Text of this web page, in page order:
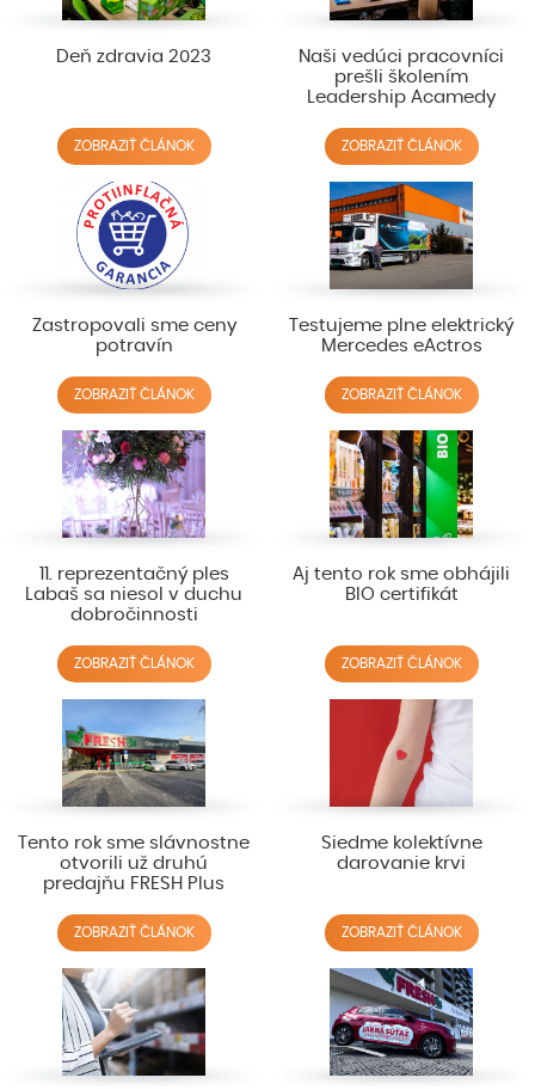
Deň zdravia 2023
ZOBRAZIŤ ČLÁNOK
Naši vedúci pracovníci
prešli školením
Leadership Acamedy
ZOBRAZIŤ ČLÁNOK
Zastropovali sme ceny
potravín
ZOBRAZIŤ ČLÁNOK
Testujeme plne elektrický
Mercedes eActros
ZOBRAZIŤ ČLÁNOK
11. reprezentačný ples
Labaš sa niesol v duchu
dobročinnosti
ZOBRAZIŤ ČLÁNOK
Aj tento rok sme obhájili
BIO certifikát
ZOBRAZIŤ ČLÁNOK
Tento rok sme slávnostne
otvorili už druhú
predajňu FRESH Plus
ZOBRAZIŤ ČLÁNOK
Siedme kolektívne
darovanie krvi
ZOBRAZIŤ ČLÁNOK